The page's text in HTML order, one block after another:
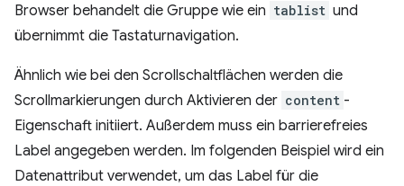
Browser behandelt die Gruppe wie ein tablist und
übernimmt die Tastaturnavigation.
Ähnlich wie bei den Scrollschaltflächen werden die
Scrollmarkierungen durch Aktivieren der content -
Eigenschaft initiiert. Außerdem muss ein barrierefreies
Label angegeben werden. Im folgenden Beispiel wird ein
Datenattribut verwendet, um das Label für die